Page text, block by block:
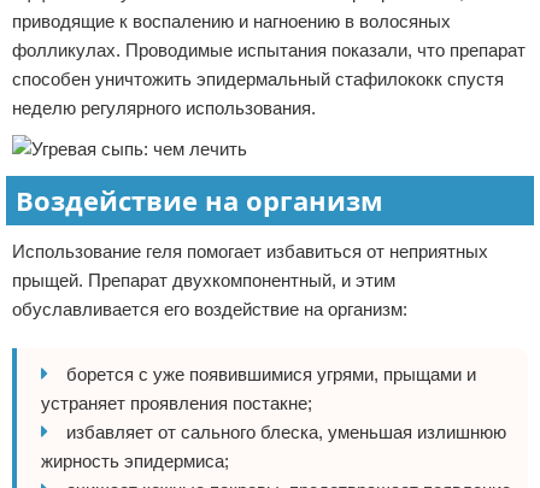
приводящие к воспалению и нагноению в волосяных
фолликулах. Проводимые испытания показали, что препарат
способен уничтожить эпидермальный стафилококк спустя
неделю регулярного использования.
Воздействие на организм
Использование геля помогает избавиться от неприятных
прыщей. Препарат двухкомпонентный, и этим
обуславливается его воздействие на организм:
борется с уже появившимися угрями, прыщами и
устраняет проявления постакне;
избавляет от сального блеска, уменьшая излишнюю
жирность эпидермиса;